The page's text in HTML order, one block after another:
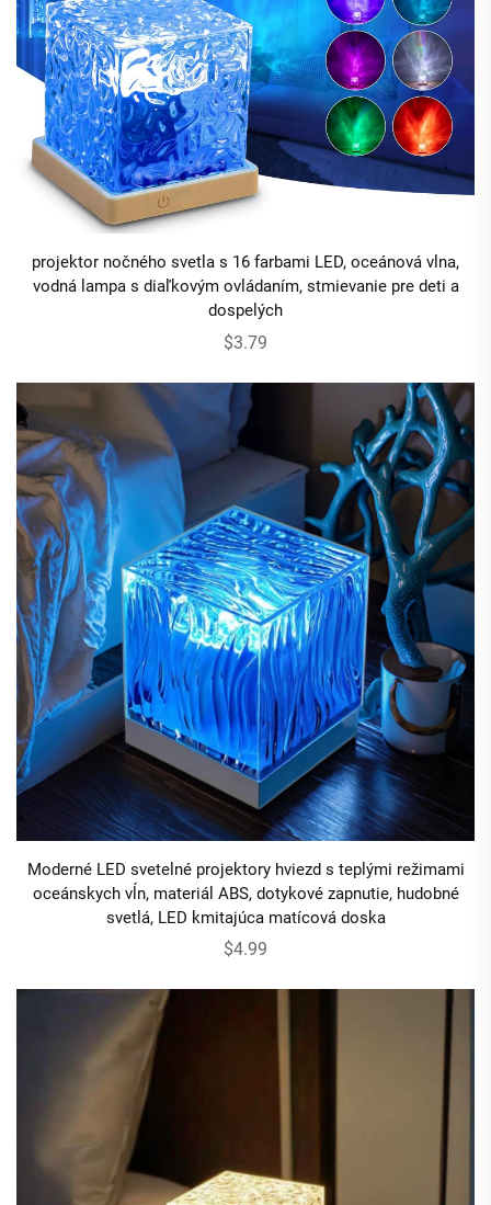
projektor nočného svetla s 16 farbami LED, oceánová vlna,
vodná lampa s diaľkovým ovládaním, stmievanie pre deti a
dospelých
$3.79
Moderné LED svetelné projektory hviezd s teplými režimami
oceánskych vĺn, materiál ABS, dotykové zapnutie, hudobné
svetlá, LED kmitajúca matícová doska
$4.99